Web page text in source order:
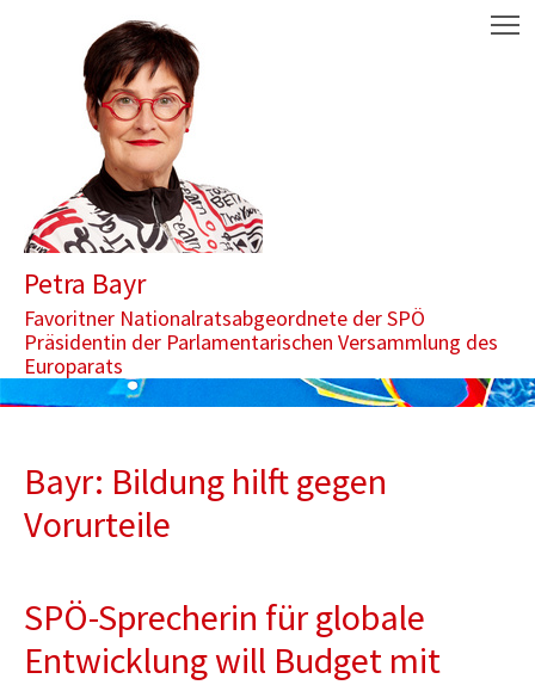
Petra Bayr
Favoritner Nationalratsabgeordnete der SPÖ
Präsidentin der Parlamentarischen Versammlung des
Europarats
Bayr: Bildung hilft gegen
Vorurteile
SPÖ-Sprecherin für globale
Entwicklung will Budget mit